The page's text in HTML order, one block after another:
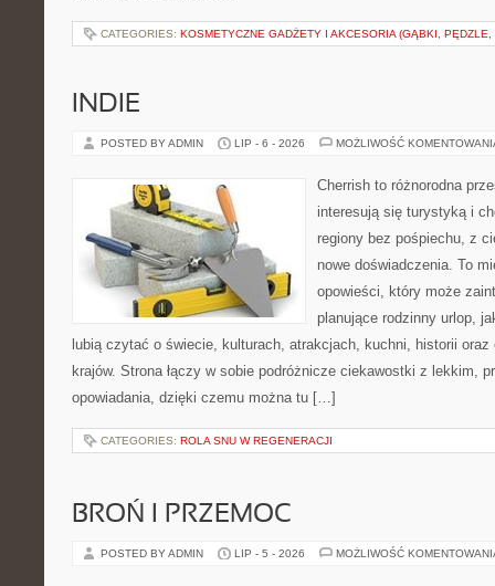
CATEGORIES: KOSMETYCZNE GADŻETY I AKCESORIA (GĄBKI, PĘDZLE,
INDIE
POSTED BY ADMIN LIP - 6 - 2026 MOŻLIWOŚĆ
Cherrish to różnorodna
interesują się turystyką i
regiony bez pośpiechu, z
nowe doświadczenia. To
opowieści, który może
planujące rodzinny urlop,
lubią czytać o świecie, kulturach, atrakcjach, kuchni, historii
krajów. Strona łączy w sobie podróżnicze ciekawostki z lekkim,
opowiadania, dzięki czemu można tu […]
CATEGORIES: ROLA SNU W REGENERACJI
BROŃ I PRZEMOC
POSTED BY ADMIN LIP - 5 - 2026 MOŻLIWOŚĆ